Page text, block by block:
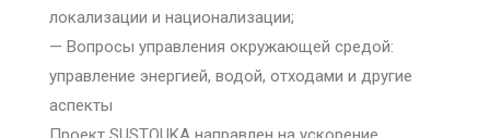
локализации и национализации;
— Вопросы управления окружающей средой:
управление энергией, водой, отходами и другие
аспекты